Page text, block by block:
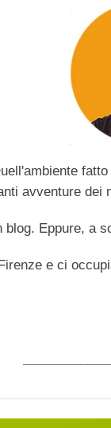
avventure
Eppure, a
e ci